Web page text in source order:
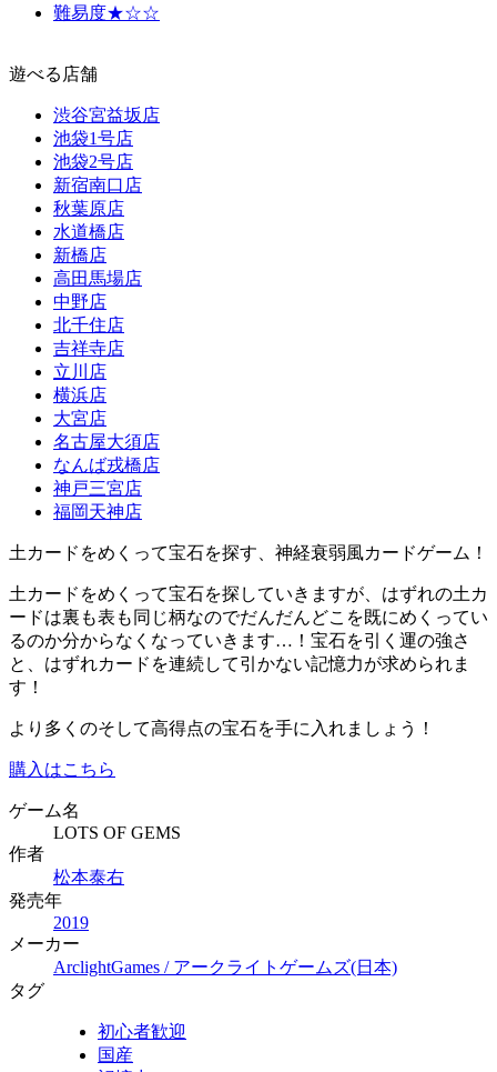
難易度★☆☆
遊べる店舗
渋谷宮益坂店
池袋1号店
池袋2号店
新宿南口店
秋葉原店
水道橋店
新橋店
高田馬場店
中野店
北千住店
吉祥寺店
立川店
横浜店
大宮店
名古屋大須店
なんば戎橋店
神戸三宮店
福岡天神店
土カードをめくって宝石を探す、神経衰弱風カードゲーム！
土カードをめくって宝石を探していきますが、はずれの土カ
ードは裏も表も同じ柄なのでだんだんどこを既にめくってい
るのか分からなくなっていきます…！宝石を引く運の強さ
と、はずれカードを連続して引かない記憶力が求められま
す！
より多くのそして高得点の宝石を手に入れましょう！
購入はこちら
ゲーム名
LOTS OF GEMS
作者
松本泰右
発売年
2019
メーカー
ArclightGames / アークライトゲームズ(日本)
タグ
初心者歓迎
国産